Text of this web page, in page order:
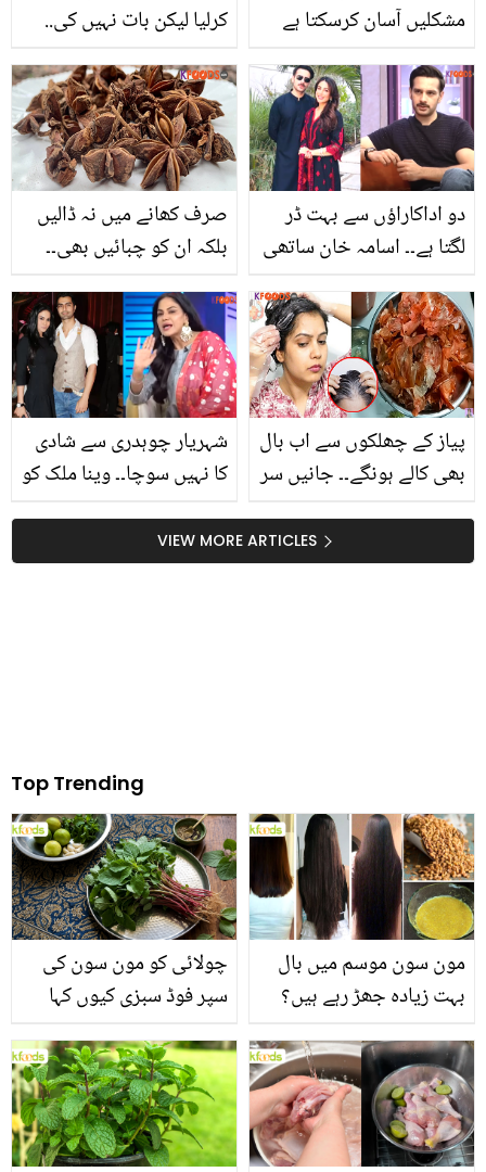
کرلیا لیکن بات نہیں کی..
باوجود 7 برس کے بعد
شادی کیوں کی؟
مشکلیں آسان کرسکتا ہے
فائدے جو آپ نے پہلے نہ
سنے ہوں
صرف کھانے میں نہ ڈالیں
بلکہ ان کو چبائیں بھی۔۔
انوکھے فائدے جو آپ کے
کئی مسائل حل کرسکتے
ہیں
دو اداکاراؤں سے بہت ڈر
لگتا ہے۔۔ اسامہ خان ساتھی
ہیں؟
شہریار چوہدری سے شادی
کا نہیں سوچا۔۔ وینا ملک کو
سی خوبیاں چاہئیں؟
پیاز کے چھلکوں سے اب بال
بھی کالے ہونگے۔۔ جانیں سر
کرنے کیلیئے یہ کیسے آپ
کی مدد کرسکتے ہیں؟
VIEW MORE ARTICLES
Top Trending
چولائی کو مون سون کی
سپر فوڈ سبزی کیوں کہا
منرلز اور اینٹی آکسیڈنٹس
سے بھرپور اس سبزی کے
فائدے
مون سون موسم میں بال
بہت زیادہ جھڑ رہے ہیں؟
بنانے کے چند قدرتی طریقے